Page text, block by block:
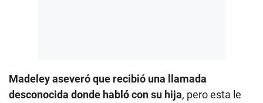
Madeley aseveró que recibió una llamada
desconocida donde habló con su hija, pero esta le